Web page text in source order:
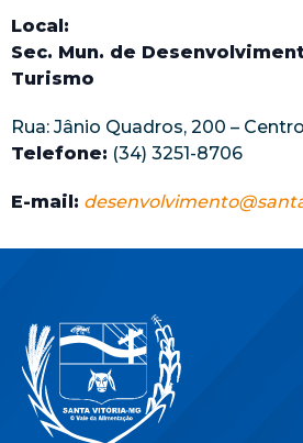
Local:
Sec. Mun. de
Turismo
Rua: Jânio Quadros, 200 – Centro
Telefone: (34) 3251-8706
E-mail: